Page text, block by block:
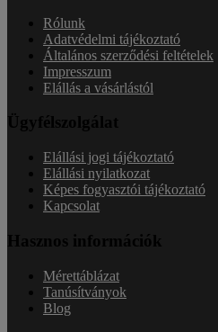
Rólunk
Adatvédelmi tájékoztató
Általános szerződési feltételek
Impresszum
Elállás a vásárlástól
Ügyfélszolgálat
Elállási jogi tájékoztató
Elállási nyilatkozat
Képes fogyasztói tájékoztató
Kapcsolat
Hasznos információk
Mérettáblázat
Tanúsítványok
Blog